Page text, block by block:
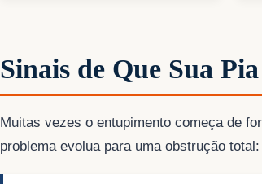
Sinais de Que Sua
Muitas vezes o entupimento começa de
problema evolua para uma obstrução total: